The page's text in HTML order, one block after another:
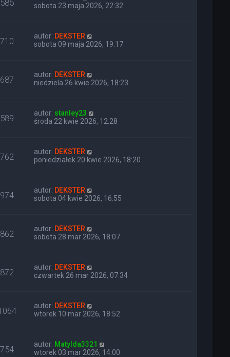
585
sobota 23 maja 2026, 22:32
710 autor: DEKSTER
sobota 09 maja 2026, 19:17
687 autor: DEKSTER
niedziela 26 kwie 2026, 18:23
589 autor: stanley23
środa 22 kwie 2026, 12:28
762 autor: DEKSTER
poniedziałek 20 kwie 2026, 18:20
974 autor: DEKSTER
sobota 04 kwie 2026, 16:55
862 autor: DEKSTER
sobota 28 mar 2026, 18:07
872 autor: DEKSTER
czwartek 26 mar 2026, 07:34
autor: DEKSTER
wtorek 10 mar 2026, 18:52
754 autor: Matylda3321
wtorek 03 mar 2026, 14:00